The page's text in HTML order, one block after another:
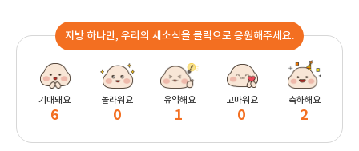
지방 하나만, 우리의 새소식을 클릭으로 응원해주세요.
기대돼요
6
놀라워요
0
유익해요
1
고마워요
0
축하해요
2